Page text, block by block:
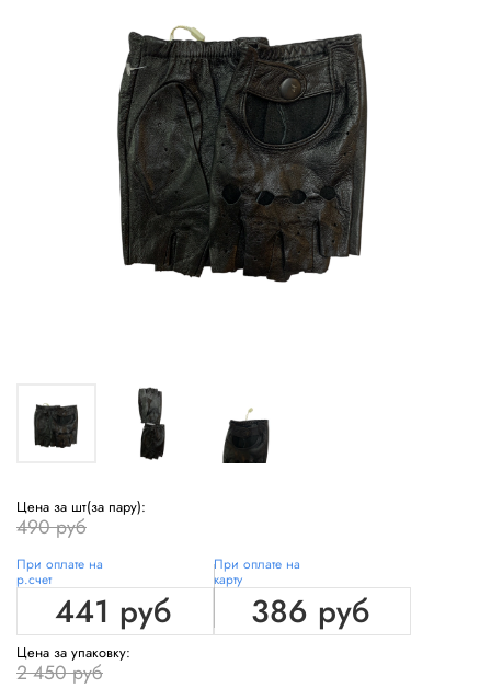
Цена за шт(за пару):
490 руб
При оплате на
р.счет
441 руб
При оплате на
карту
386 руб
Цена за упаковку:
2 450 руб